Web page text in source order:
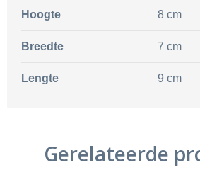
Hoogte 8 cm
Breedte 7 cm
Lengte 9 cm
Gerelateerde